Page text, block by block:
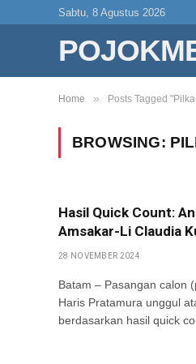
Sabtu, 8 Agustus 2026
Home » Posts Tagged
BROWSING:
Hasil Quick Count:
Amsakar-Li Claudia
28 NOVEMBER 2024
Batam – Pasangan calon
Haris Pratamura unggul
berdasarkan hasil quick